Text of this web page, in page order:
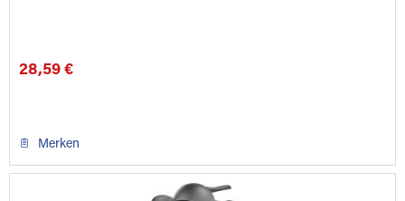
28,59 €
Merken